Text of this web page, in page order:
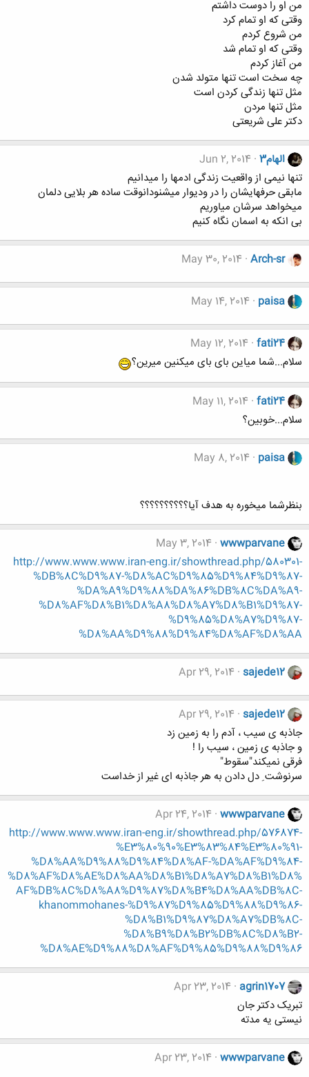
من او را دوست داشتم
وقتی که او تمام کرد
من شروع کردم
وقتی که او تمام شد
من آغاز کردم
چه سخت است تنها متولد شدن
مثل تنها زندگی کردن است
مثل تنها مردن
دکتر علی شریعتی
الهام3
Jun 2, 2014
تنها نیمی از واقعیت زندگی ادمها را میدانیم
مابقی حرفهایشان را در ودیوار میشنودانوقت ساده هر بلایی دلمان
میخواهد سرشان میاوریم
بی انکه به اسمان نگاه کنیم
Arch-sr
May 30, 2014
paisa
May 14, 2014
fati24
May 12, 2014
سلام...شما میاین بای بای میکنین میرین؟
fati24
May 11, 2014
سلام...خوبین؟
paisa
May 8, 2014
بنظرشما ميخوره به هدف آيا؟؟؟؟؟؟؟؟؟؟
wwwparvane
May 3, 2014
http://www.www.www.iran-eng.ir/showthread.php/580301-
%DB%8C%D9%87-%D8%AC%D9%85%D9%84%D9%87-
%DA%A9%D9%88%DA%86%DB%8C%DA%A9-
%D8%AF%D8%B1%D8%A8%D8%A7%D8%B1%D9%87-
%D9%85%D8%A7%D9%87-
%D8%AA%D9%88%D9%84%D8%AF%D8%AA
sajede12
Apr 29, 2014
sajede12
Apr 29, 2014
جاذبه ی سیب ، آدم را به زمین زد
و جاذبه ی زمین ، سیب را !
فرقی نمیکند"سقوط"
سرنوشت ِ دل دادن به هر جاذبه ای غیر از خداست
wwwparvane
Apr 24, 2014
http://www.www.www.iran-eng.ir/showthread.php/576874-
%E3%80%90%E3%83%84%E3%80%91-
%D8%AA%D9%88%D9%84%D8%AF-%DA%AF%D9%84-
%D8%AF%D8%AE%D8%AA%D8%B1%D8%A7%D8%B1%D8%
AF%DB%8C%D8%A8%D9%87%D8%B4%D8%AA%DB%8C-
khanommohanes-%D9%87%D9%85%D9%88%D9%86-
%D8%B1%D9%87%D8%A7%DB%8C-
%D8%B9%D8%B2%DB%8C%D8%B2-
%D8%AE%D9%88%D8%AF%D9%85%D9%88%D9%86
agrin1707
Apr 23, 2014
تبریک دکتر جان
نیستی یه مدته
wwwparvane
Apr 23, 2014